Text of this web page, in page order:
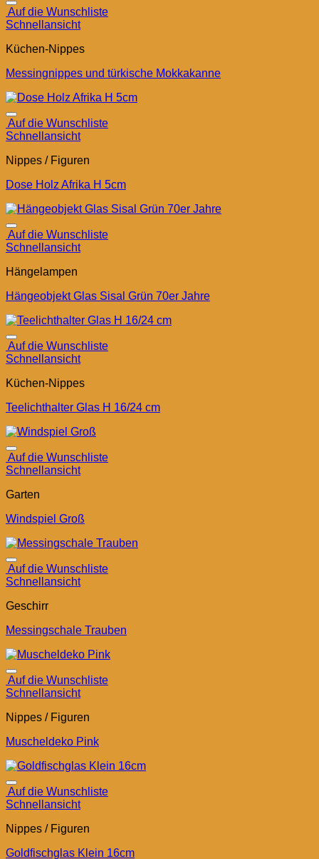
Auf die Wunschliste
Schnellansicht
Küchen-Nippes
Messingnippes und türkische Mokkakanne
Auf die Wunschliste
Schnellansicht
Nippes / Figuren
Dose Holz Afrika H 5cm
Auf die Wunschliste
Schnellansicht
Hängelampen
Hängeobjekt Glas Sisal Grün 70er Jahre
Auf die Wunschliste
Schnellansicht
Küchen-Nippes
Teelichthalter Glas H 16/24 cm
Auf die Wunschliste
Schnellansicht
Garten
Windspiel Groß
Auf die Wunschliste
Schnellansicht
Geschirr
Messingschale Trauben
Auf die Wunschliste
Schnellansicht
Nippes / Figuren
Muscheldeko Pink
Auf die Wunschliste
Schnellansicht
Nippes / Figuren
Goldfischglas Klein 16cm